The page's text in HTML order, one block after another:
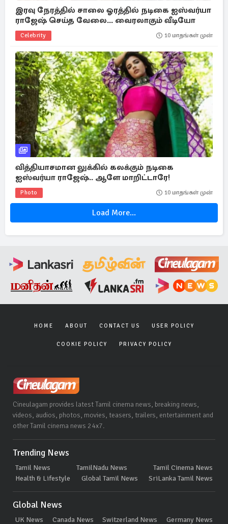
இரவு நேரத்தில் சாலை ஓரத்தில் நடிகை ஐஸ்வர்யா
ராஜேஷ் செய்த வேலை... வைரலாகும் வீடியோ
Celebrity 10 மாதங்கள் முன்
வித்தியாசமான லுக்கில் கலக்கும் நடிகை
ஐஸ்வர்யா ராஜேஷ்.. ஆளே மாறிட்டாரே!
Photo 10 மாதங்கள் முன்
Load More...
HOME ABOUT CONTACT US USER POLICY
COOKIE POLICY PRIVACY POLICY
Cineulagam provides latest Tamil cinema news, breaking news,
videos, audios, photos, movies, teasers, trailers, entertainment and
other Tamil cinema news 24x7.
Trending News
Tamil News TamilNadu News
Tamil Cinema News
Health & Lifestyle
Global Tamil News SriLanka Tamil News
Global News
UK News Canada News Switzerland News Germany News